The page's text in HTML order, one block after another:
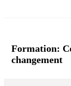
Formation:
changement